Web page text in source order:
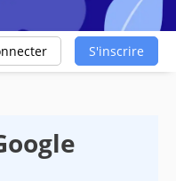
S'inscrire